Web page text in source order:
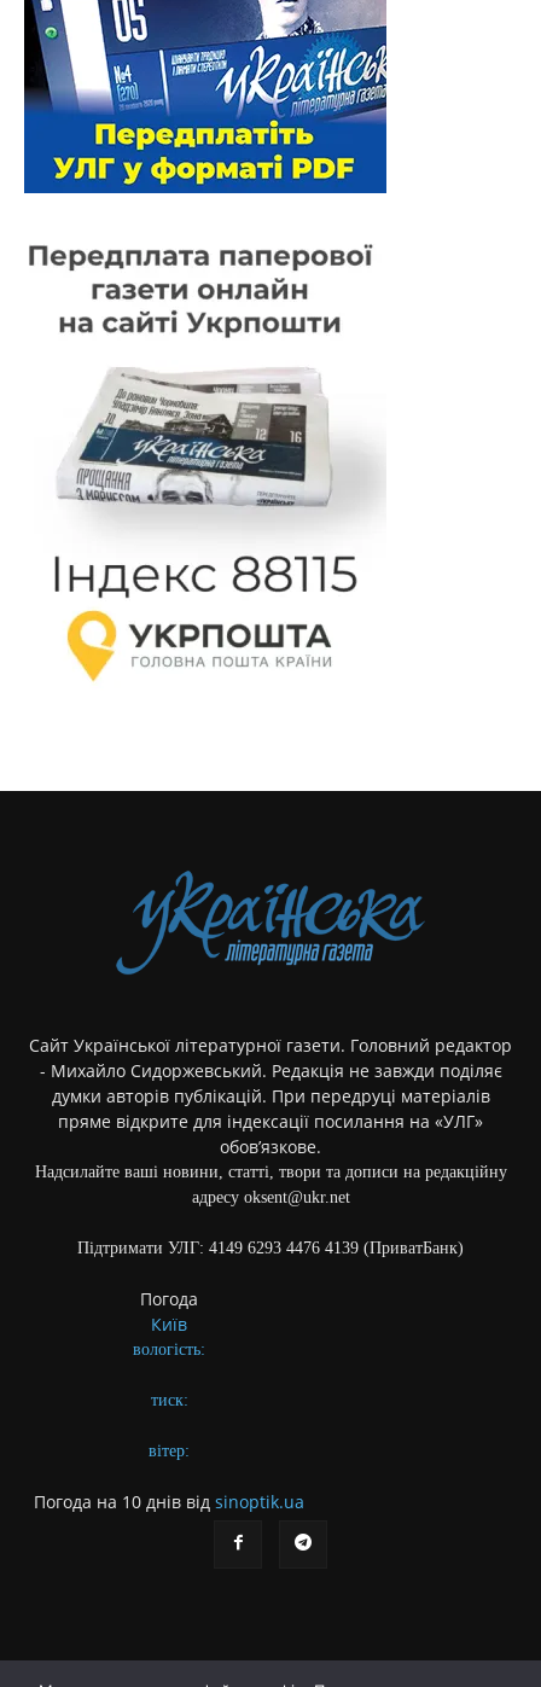
Сайт Української літературної газети. Головний редактор
- Михайло Сидоржевський. Редакція не завжди поділяє
думки авторів публікацій. При передруці матеріалів
пряме відкрите для індексації посилання на «УЛГ»
обов’язкове.
Надсилайте ваші новини, статті, твори та дописи на редакційну
адресу oksent@ukr.net
Підтримати УЛГ: 4149 6293 4476 4139 (ПриватБанк)
Погода
Київ
вологість:
тиск:
вітер:
Погода на 10 днів від sinoptik.ua